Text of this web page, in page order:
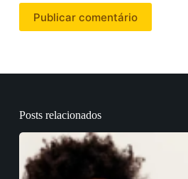
Publicar comentário
Posts relacionados